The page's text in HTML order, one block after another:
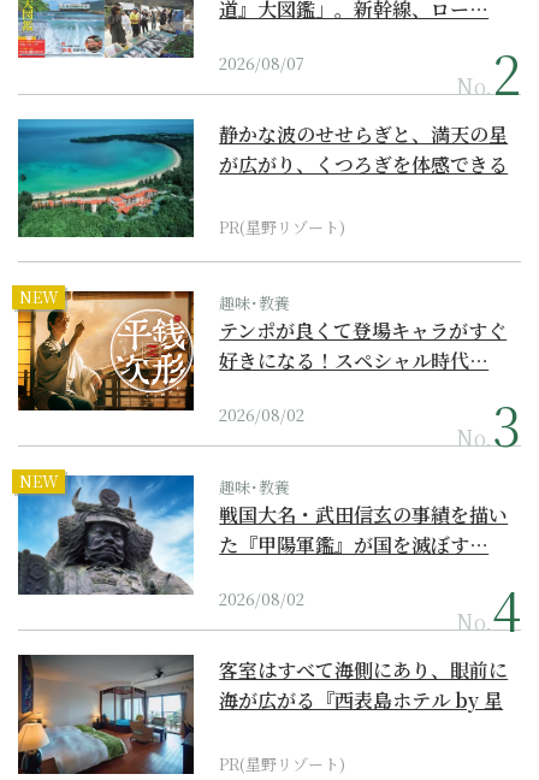
道』大図鑑」。新幹線、ロー…
2026/08/07
No.
静かな波のせせらぎと、満天の星
が広がり、くつろぎを体感できる
PR(星野リゾート)
NEW 趣味･教養
テンポが良くて登場キャラがすぐ
好きになる！スペシャル時代…
2026/08/02
No.
NEW 趣味･教養
戦国大名・武田信玄の事績を描い
た『甲陽軍鑑』が国を滅ぼす…
2026/08/02
No.
客室はすべて海側にあり、眼前に
海が広がる『西表島ホテル by 星
PR(星野リゾート)